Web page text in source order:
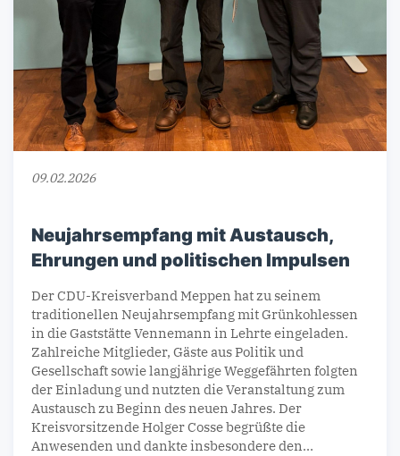
09.02.2026
Neujahrsempfang mit Austausch,
Ehrungen und politischen Impulsen
Der CDU-Kreisverband Meppen hat zu seinem
traditionellen Neujahrsempfang mit Grünkohlessen
in die Gaststätte Vennemann in Lehrte eingeladen.
Zahlreiche Mitglieder, Gäste aus Politik und
Gesellschaft sowie langjährige Weggefährten folgten
der Einladung und nutzten die Veranstaltung zum
Austausch zu Beginn des neuen Jahres. Der
Kreisvorsitzende Holger Cosse begrüßte die
Anwesenden und dankte insbesondere den…